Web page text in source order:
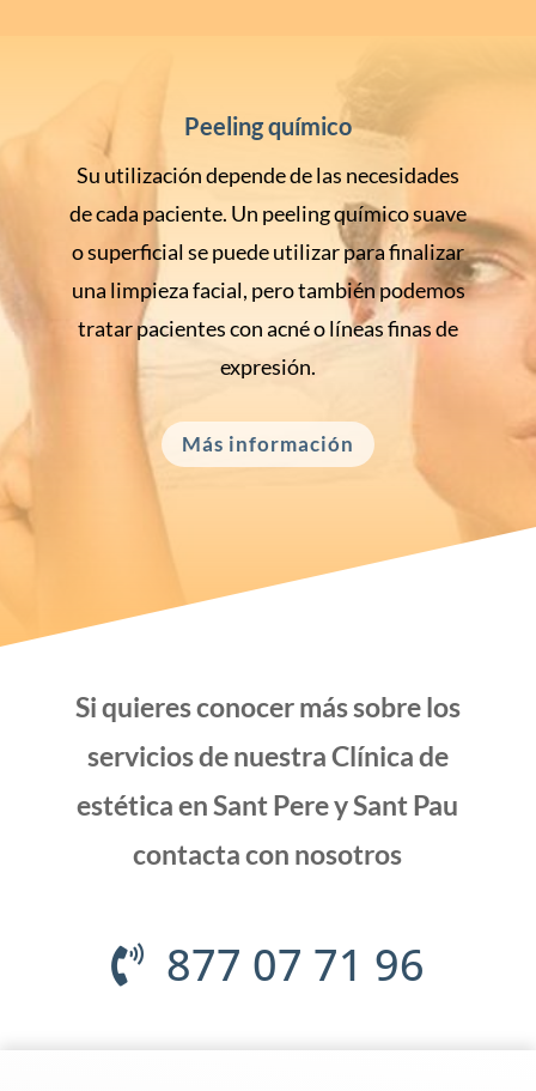
Peeling químico
Su utilización depende de las necesidades
de cada paciente. Un peeling químico suave
o superficial se puede utilizar para finalizar
una limpieza facial, pero también podemos
tratar pacientes con acné o líneas finas de
expresión.
Más información
Si quieres conocer más sobre los
servicios de nuestraClínica de
estética en Sant Pere y Sant Pau
contacta con nosotros
877 07 71 96